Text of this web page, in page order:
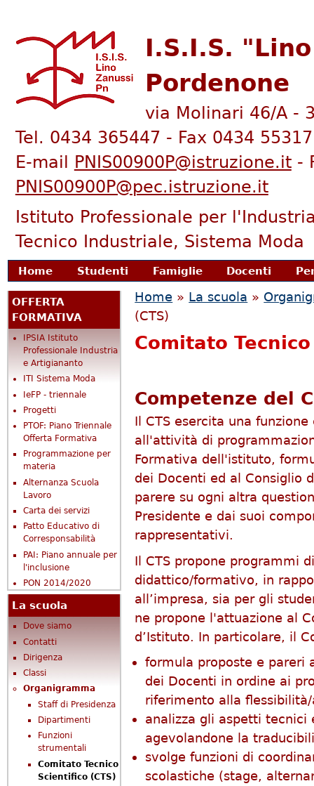
I.S.I.S.
Pordenone
via Molinari 46/A -
Tel. 0434 365447 - Fax 0434
E-mail
PNIS00900P@istruzione.it-
PNIS00900P@pec.istruzione.it
Istituto Professionale per
Tecnico Industriale, Sistema Moda
principale
Home Studenti Famiglie Docenti
Tu sei qui
Home » La scuola »
(CTS)
Comitato
Competenze del
Il CTS esercita una
all'attività di
Formativa dell'istituto,
dei Docenti ed al Consiglio
parere su ogni altra
Presidente e dai suoi
rappresentativi.
Il CTS propone programmi
didattico/formativo, in
all’impresa, sia per gli
ne propone l'attuazione al
d’Istituto. In particolare, il
formula proposte e pareri
dei Docenti in ordine ai
riferimento alla
analizza gli aspetti tecnici
agevolandone la
svolge funzioni di
scolastiche (stage,
OFFERTA
FORMATIVA
IPSIA Istituto
Professionale Industria
e Artigiananto
ITI Sistema Moda
IeFP - triennale
Progetti
PTOF: Piano Triennale
Offerta Formativa
Programmazione per
materia
Alternanza Scuola
Lavoro
Carta dei servizi
Patto Educativo di
Corresponsabilità
PAI: Piano annuale per
l'inclusione
PON 2014/2020
La scuola
Dove siamo
Contatti
Dirigenza
Classi
Organigramma
Staff di Presidenza
Dipartimenti
Funzioni
strumentali
Comitato Tecnico
Scientifico (CTS)